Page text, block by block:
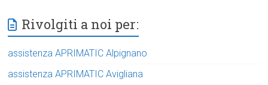
Rivolgiti a noi per:
assistenza APRIMATIC Alpignano
assistenza APRIMATIC Avigliana